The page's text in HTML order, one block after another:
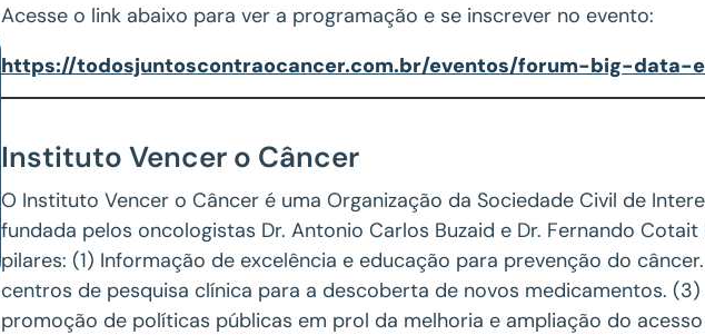
Acesse o link abaixo para ver a programação e se inscrever no evento:
https://todosjuntoscontraocancer.com.br/eventos/forum-big-data-
Instituto Vencer o Câncer
O Instituto Vencer o Câncer é uma Organização da Sociedade Civil de
fundada pelos oncologistas Dr. Antonio Carlos Buzaid e Dr. Fernando
pilares: (1) Informação de excelência e educação para prevenção do
centros de pesquisa clínica para a descoberta de novos medicamentos.
promoção de políticas públicas em prol da melhoria e ampliação do